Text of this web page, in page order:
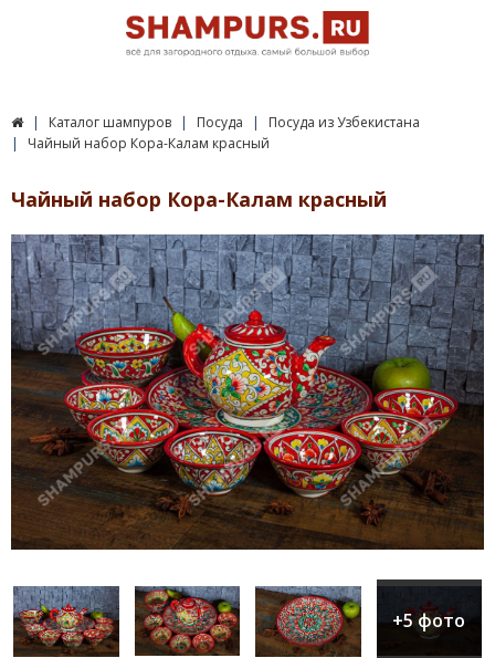
Каталог шампуров Посуда
Посуда из Узбекистана
Чайный набор Кора-Калам красный
Чайный набор Кора-Калам красный
+5 фото